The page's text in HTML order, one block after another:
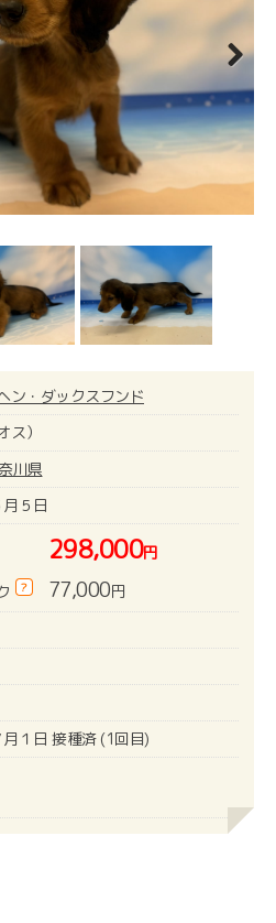
Next
ン・ダックスフンド
ス）
川県
５日
298,000円
? 77,000円
１日 接種済 (1回目)